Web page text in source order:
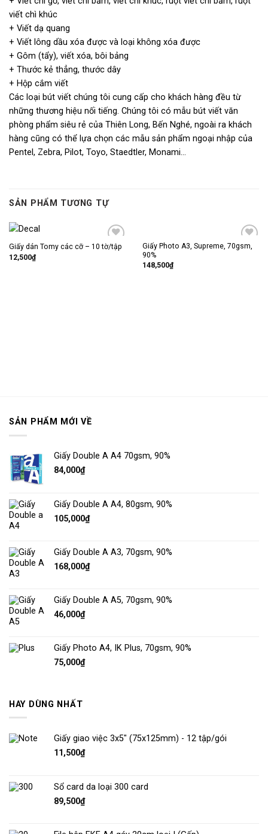
viết chì khúc
+ Viết dạ quang
+ Viết lông dầu xóa được và loại không xóa được
+ Gôm (tẩy), viết xóa, bôi bảng
+ Thước kẻ thẳng, thước dây
+ Hộp cắm viết
Các loại bút viết chúng tôi cung cấp cho khách hàng đều từ
những thương hiệu nối tiếng. Chúng tôi có mẫu bút viết văn
phòng phẩm siêu rẻ của Thiên Long, Bến Nghé, ngoài ra khách
hàng cũng có thể lựa chọn các mẫu sản phẩm ngoại nhập của
Pentel, Zebra, Pilot, Toyo, Staedtler, Monami…
SẢN PHẨM TƯƠNG TỰ
Thêm
Giấy dán Tomy các cỡ – 10 tờ/tập
12,500₫
Thêm
Giấy Photo A3, Supreme, 70gsm,
90%
148,500₫
SẢN PHẨM MỚI VỀ
Giấy Double A A4 70gsm, 90%
84,000₫
Giấy Double A A4, 80gsm, 90%
105,000₫
Giấy Double A A3, 70gsm, 90%
168,000₫
Giấy Double A A5, 70gsm, 90%
46,000₫
Giấy Photo A4, IK Plus, 70gsm, 90%
75,000₫
HAY DÙNG NHẤT
Giấy giao việc 3x5" (75x125mm) - 12 tập/gói
11,500₫
Sổ card da loại 300 card
89,500₫